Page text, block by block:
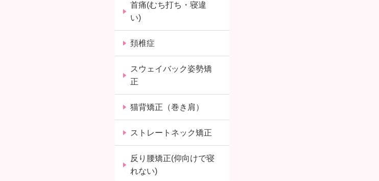
首痛(むち打ち・寝違
い)
頚椎症
スウェイバック姿勢矯
正
猫背矯正（巻き肩）
ストレートネック矯正
反り腰矯正(仰向けで寝
れない)